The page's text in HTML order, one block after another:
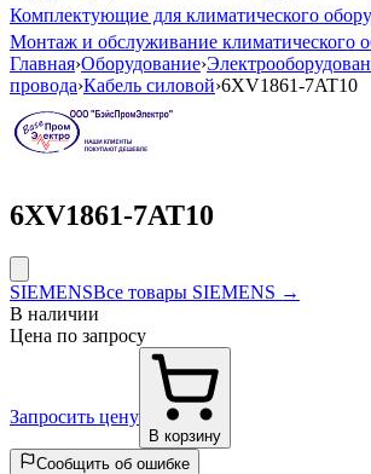
Комплектующие для климатического
Монтаж и обслуживание климатического
Главная›Оборудование›
провода›Кабель силовой›6XV1861-7AT10
6XV1861-7AT10
SIEMENSВсе товары SIEMENS →
В наличии
Цена по запросу
Запросить цену
В корзину
Сообщить об ошибке